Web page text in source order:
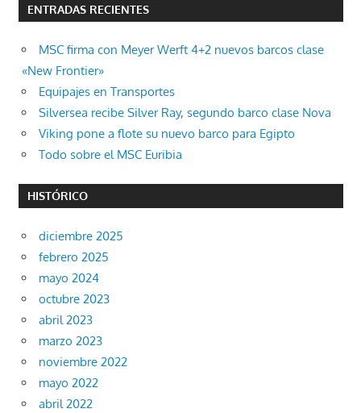
ENTRADAS RECIENTES
MSC firma con Meyer Werft 4+2 nuevos barcos clase
«New Frontier»
Equipajes en Transportes
Silversea recibe Silver Ray, segundo barco clase Nova
Viking pone a flote su nuevo barco para Egipto
Todo sobre el MSC Euribia
HISTÓRICO
diciembre 2025
febrero 2025
mayo 2024
octubre 2023
abril 2023
marzo 2023
noviembre 2022
mayo 2022
abril 2022